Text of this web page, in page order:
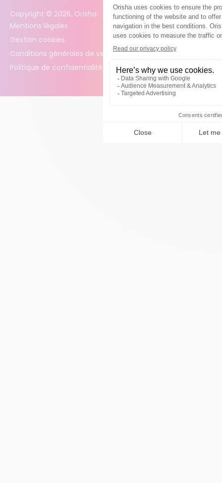
Copyright © 2026. Orisha
Mentions légales
Gestion cookies
Conditions générales de vente
Politique de confidentialité des données